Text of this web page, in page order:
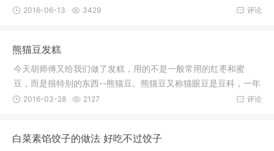
＝1：1.1的
评论
2016-06-13 3429
熊猫豆发糕
今天胡师傅又给我们做了发糕，用的不是一般常用的红枣和蜜
豆，而是很特别的东西--熊猫豆。熊猫豆又称猫眼豆是豆科，一年
生植物。
评论
2016-03-28 2127
白菜素馅饺子的做法 好吃不过饺子